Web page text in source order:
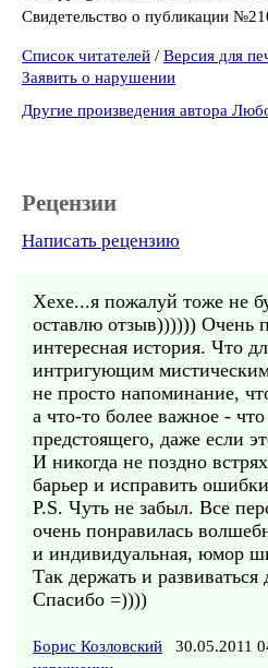
Свидетельство о публикации
Список читателей / Версия для
Заявить о нарушении
Другие произведения автора
Рецензии
Написать рецензию
Хехе...я пожалуй тоже не
оставлю отзыв)))))) Очень
интересная история. Что
интригующим
не просто напоминание,
а что-то более важное - что
предстоящего, даже если
И никогда не поздно
барьер и исправить
P.S. Чуть не забыл. Все
очень понравилась
и индивидуальная, юмор
Так держать и
Спасибо =))))
Борис Козловский 30.05.2011